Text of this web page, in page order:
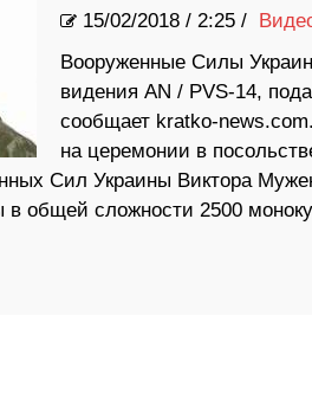
15/02/2018/ 2:25 /
Вооруженные Силы
видения AN / PVS-14,
сообщает kratko-
на церемонии в
Сил Украины Виктора
общей сложности 2500